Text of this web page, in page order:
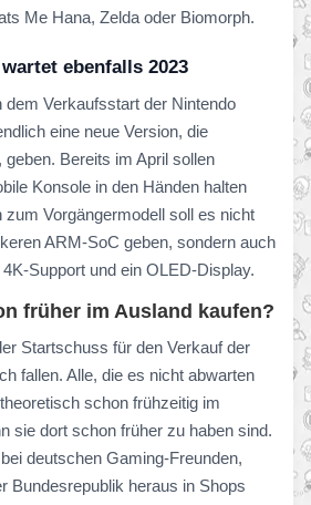
Me Hana, Zelda oder Biomorph.
ebenfalls 2023
dem Verkaufsstart der Nintendo
eine neue Version, die
Bereits im April sollen
Konsole in den Händen halten
zum Vorgängermodell soll es nicht
ARM-SoC geben, sondern auch
Support und ein OLED-Display.
früher im Ausland kaufen?
Startschuss für den Verkauf der
fallen. Alle, die es nicht abwarten
schon frühzeitig im
sie dort schon früher zu haben sind.
deutschen Gaming-Freunden,
Bundesrepublik heraus in Shops